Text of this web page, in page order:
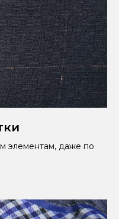
элементам, даже по